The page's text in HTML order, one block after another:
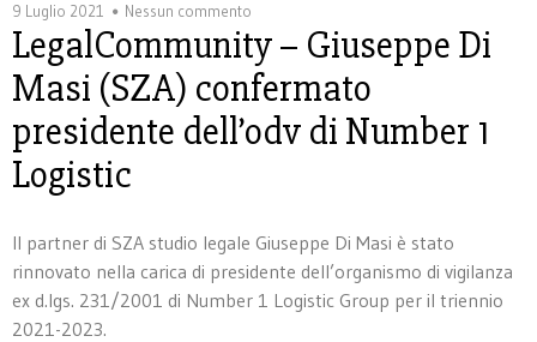
9 Luglio 2021 Nessun commento
LegalCommunity – Giuseppe Di
Masi (SZA) confermato
presidente dell’odv di Number 1
Logistic
Il partner di SZA studio legale Giuseppe Di Masi è stato
rinnovato nella carica di presidente dell’organismo di vigilanza
ex d.lgs. 231/2001 di Number 1 Logistic Group per il triennio
2021-2023.